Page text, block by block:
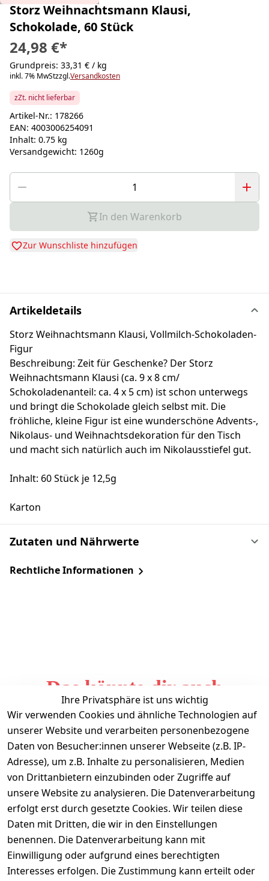
Storz Weihnachtsmann Klausi,
Schokolade, 60 Stück
24,98 €*
Grundpreis: 33,31 € / kg
inkl. 7% MwStzzgl.Versandkosten
zZt. nicht lieferbar
Artikel-Nr.: 178266
EAN: 4003006254091
Inhalt: 0.75 kg
Versandgewicht: 1260g
In den Warenkorb
Zur Wunschliste hinzufügen
Artikeldetails
Storz Weihnachtsmann Klausi, Vollmilch-Schokoladen-
Figur
Beschreibung: Zeit für Geschenke? Der Storz
Weihnachtsmann Klausi (ca. 9 x 8 cm/
Schokoladenanteil: ca. 4 x 5 cm) ist schon unterwegs
und bringt die Schokolade gleich selbst mit. Die
fröhliche, kleine Figur ist eine wunderschöne Advents-,
Nikolaus- und Weihnachtsdekoration für den Tisch
und macht sich natürlich auch im Nikolausstiefel gut.
Inhalt: 60 Stück je 12,5g
Karton
Zutaten und Nährwerte
Rechtliche Informationen
Das könnte dir auch
gefallen
Ihre Privatsphäre ist uns wichtig
Wir verwenden Cookies und ähnliche Technologien auf
unserer Website und verarbeiten personenbezogene
Daten von Besucher:innen unserer Webseite (z.B. IP-
Adresse), um z.B. Inhalte zu personalisieren, Medien
von Drittanbietern einzubinden oder Zugriffe auf
unsere Website zu analysieren. Die Datenverarbeitung
erfolgt erst durch gesetzte Cookies. Wir teilen diese
Daten mit Dritten, die wir in den Einstellungen
benennen. Die Datenverarbeitung kann mit
Einwilligung oder aufgrund eines berechtigten
Interesses erfolgen. Die Zustimmung kann erteilt oder
Informationen
Mein Konto